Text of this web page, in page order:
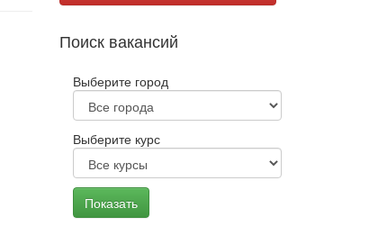
Поиск вакансий
Выберите город
Выберите курс